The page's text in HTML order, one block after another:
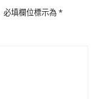
必填欄位標示為*